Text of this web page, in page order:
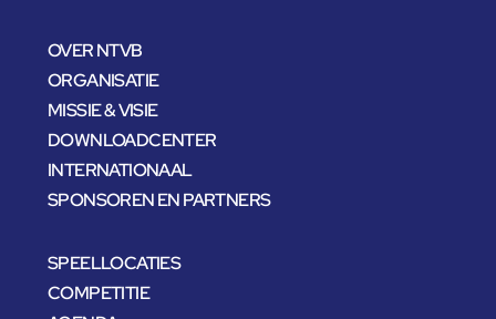
OVER NTVB
ORGANISATIE
MISSIE & VISIE
DOWNLOADCENTER
INTERNATIONAAL
SPONSOREN EN PARTNERS
SPEELLOCATIES
COMPETITIE